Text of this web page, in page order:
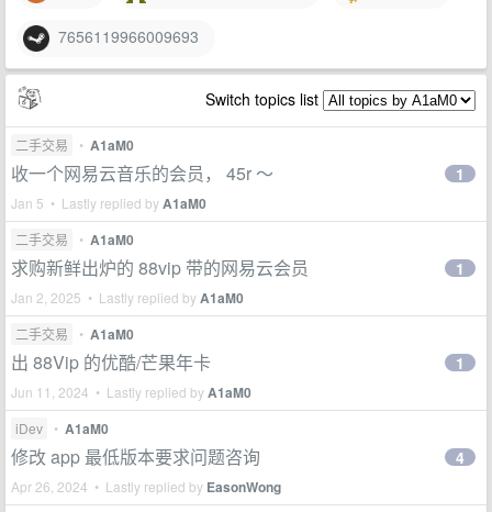
7656119966009693
Switch topics list
二手交易 • A1aM0
收一个网易云音乐的会员， 45r ～
Jan 5 • Lastly replied byA1aM0
1
二手交易 • A1aM0
求购新鲜出炉的 88vip 带的网易云会员
Jan 2, 2025 • Lastly replied byA1aM0
1
二手交易 • A1aM0
出 88Vip 的优酷/芒果年卡
Jun 11, 2024 • Lastly replied byA1aM0
1
iDev • A1aM0
修改 app 最低版本要求问题咨询
Apr 26, 2024 • Lastly replied by EasonWong
4